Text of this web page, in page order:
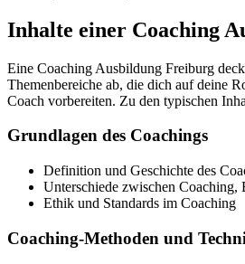
Inhalte einer Coaching
Eine Coaching Ausbildung Freiburg
Themenbereiche ab, die dich auf deine
Coach vorbereiten. Zu den typischen
Grundlagen des Coachings
Definition und Geschichte des
Unterschiede zwischen Coaching,
Ethik und Standards im Coaching
Coaching-Methoden und